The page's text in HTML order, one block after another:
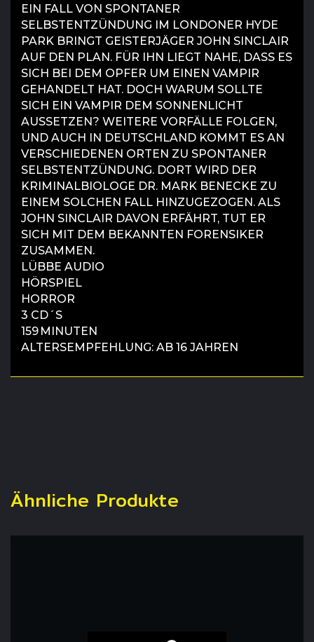
EIN FALL VON SPONTANER
SELBSTENTZÜNDUNG IM LONDONER HYDE
PARK BRINGT GEISTERJÄGER JOHN SINCLAIR
AUF DEN PLAN. FÜR IHN LIEGT NAHE, DASS ES
SICH BEI DEM OPFER UM EINEN VAMPIR
GEHANDELT HAT. DOCH WARUM SOLLTE
SICH EIN VAMPIR DEM SONNENLICHT
AUSSETZEN? WEITERE VORFÄLLE FOLGEN,
UND AUCH IN DEUTSCHLAND KOMMT ES AN
VERSCHIEDENEN ORTEN ZU SPONTANER
SELBSTENTZÜNDUNG. DORT WIRD DER
KRIMINALBIOLOGE DR. MARK BENECKE ZU
EINEM SOLCHEN FALL HINZUGEZOGEN. ALS
JOHN SINCLAIR DAVON ERFÄHRT, TUT ER
SICH MIT DEM BEKANNTEN FORENSIKER
ZUSAMMEN.
LÜBBE AUDIO
HÖRSPIEL
HORROR
3 CD´S
159 MINUTEN
ALTERSEMPFEHLUNG: AB 16 JAHREN
Ähnliche Produkte